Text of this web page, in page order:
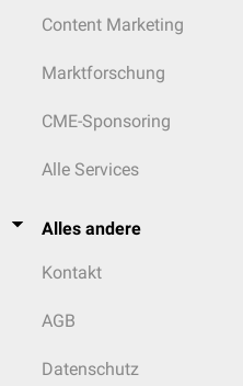
Content Marketing
Marktforschung
CME-Sponsoring
Alle Services
Alles andere
Kontakt
AGB
Datenschutz